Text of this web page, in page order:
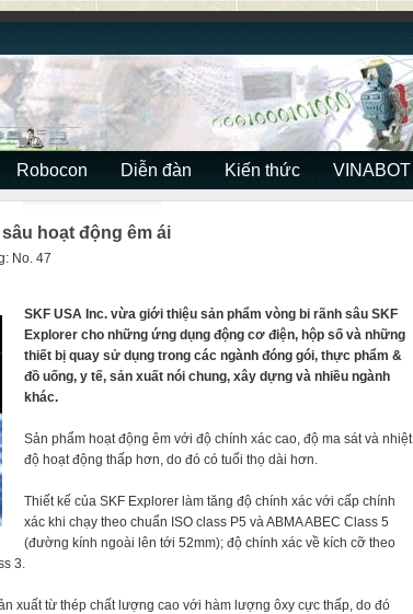
Robocon Diễn đàn Kiến thức VINABOT
hoạt động êm ái
No. 47
SKF USA Inc. vừa giới thiệu sản phẩm vòng bi rãnh sâu SKF
Explorer cho những ứng dụng động cơ điện, hộp số và những
thiết bị quay sử dụng trong các ngành đóng gói, thực phẩm &
đồ uống, y tế, sản xuất nói chung, xây dựng và nhiều ngành
khác.
Sản phẩm hoạt động êm với độ chính xác cao, độ ma sát và nhiệt
độ hoạt động thấp hơn, do đó có tuổi thọ dài hơn.
Thiết kế của SKF Explorer làm tăng độ chính xác với cấp chính
xác khi chạy theo chuẩn ISO class P5 và ABMA ABEC Class 5
(đường kính ngoài lên tới 52mm); độ chính xác về kích cỡ theo
3.
xuất từ thép chất lượng cao với hàm lượng ôxy cực thấp, do đó